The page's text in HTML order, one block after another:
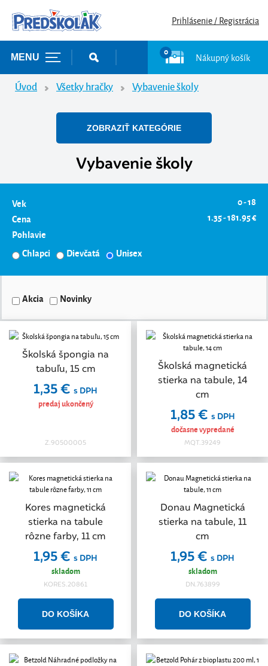
Prihlásenie / Registrácia
MENU
0 Nákupný košík
Úvod Všetky hračky Vybavenie školy
ZOBRAZIŤ KATEGÓRIE
Vybavenie školy
Vek
0 - 18
Cena
1.35 - 181.95 €
Pohlavie
Chlapci
Dievčatá Unisex
Akcia Novinky
Školská špongia na
tabuľu, 15 cm
1,35 € s DPH
predaj ukončený
Z.90500005
Školská magnetická
stierka na tabule, 14
cm
1,85 € s DPH
dočasne vypredané
MQT.39249
Kores magnetická
stierka na tabule
rôzne farby, 11 cm
1,95 € s DPH
skladom
KORES.20861
Donau Magnetická
stierka na tabule, 11
cm
1,95 € s DPH
skladom
DN.763899